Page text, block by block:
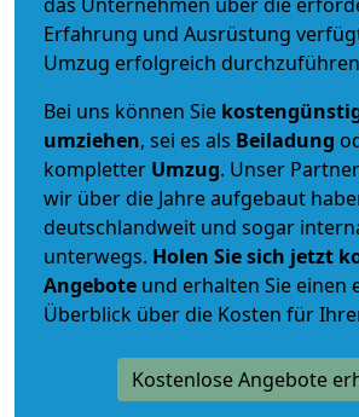
Erfahrung und Ausrüstung
Umzug erfolgreich
Bei uns können Sie
umziehen, sei es als Beiladung
kompletter Umzug. Unser
wir über die Jahre aufgebaut
deutschlandweit und sogar
unterwegs. Holen Sie sich jetzt
Angebote und erhalten Sie einen
Überblick über die Kosten für
Kostenlose Angebote